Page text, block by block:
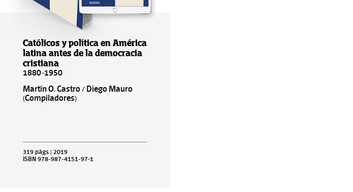
Católicos y política en América
latina antes de la democracia
cristiana
1880-1950
Martín O. Castro / Diego Mauro
(Compiladores)
319 págs | 2019
ISBN 978-987-4151-97-1